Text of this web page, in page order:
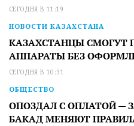
СЕГОДНЯ В 11:19
НОВОСТИ КАЗАХСТАНА
КАЗАХСТАНЦЫ СМОГУТ
АППАРАТЫ БЕЗ
СЕГОДНЯ В 10:31
ОБЩЕСТВО
ОПОЗДАЛ С ОПЛАТОЙ —
БАКАД МЕНЯЮТ